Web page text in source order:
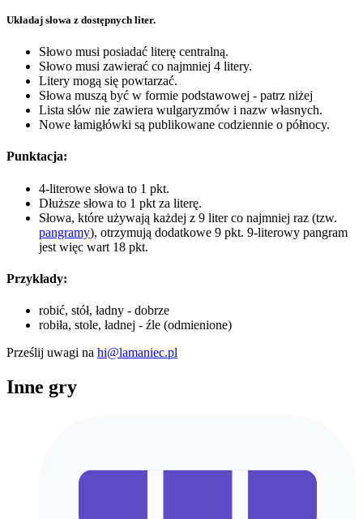
Układaj słowa z dostępnych liter.
Słowo musi posiadać literę centralną.
Słowo musi zawierać co najmniej 4 litery.
Litery mogą się powtarzać.
Słowa muszą być w formie podstawowej - patrz niżej
Lista słów nie zawiera wulgaryzmów i nazw własnych.
Nowe łamigłówki są publikowane codziennie o północy.
Punktacja:
4-literowe słowa to 1 pkt.
Dłuższe słowa to 1 pkt za literę.
Słowa, które używają każdej z 9 liter co najmniej raz (tzw.
pangramy), otrzymują dodatkowe 9 pkt. 9-literowy pangram
jest więc wart 18 pkt.
Przykłady:
robić, stół, ładny - dobrze
robiła, stole, ładnej - źle (odmienione)
Prześlij uwagi na hi@lamaniec.pl
Inne gry